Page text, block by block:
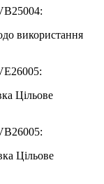
використання
Цiльове
Цiльове